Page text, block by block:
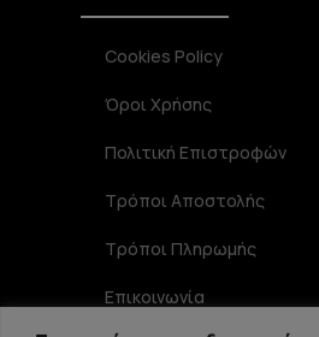
Cookies Policy
Όροι Χρήσης
Πολιτική Επιστροφών
Τρόποι Αποστολής
Τρόποι Πληρωμής
Επικοινωνία